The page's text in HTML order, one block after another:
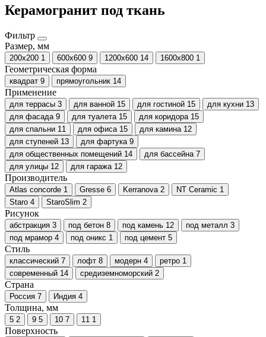
Керамогранит под ткань
Фильтр
Размер, мм
200x200 1 600х600 9 1200х600 14 1600x800 1
Геометрическая форма
квадрат 9 прямоугольник 14
Применение
для террасы 3 для ванной 15 для гостиной 15 для кухни 13
для фасада 9 для туалета 15 для коридора 15
для спальни 11 для офиса 15 для камина 12
для ступеней 13 для фартука 9
для общественных помещений 14 для бассейна 7
для улицы 12 для гаража 12
Производитель
Atlas concorde 1 Gresse 6 Kerranova 2 NT Ceramic 1
Staro 4 StaroSlim 2
Рисунок
абстракция 3 под бетон 8 под камень 12 под металл 3
под мрамор 4 под оникс 1 под цемент 5
Стиль
классический 7 лофт 8 модерн 4 ретро 1
современный 14 средиземноморский 2
Страна
Россия 7 Индия 4
Толщина, мм
5 2 9 5 10 7 11 1
Поверхность